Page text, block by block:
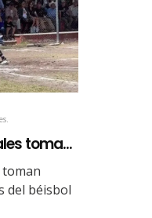
toma...
toman
del béisbol